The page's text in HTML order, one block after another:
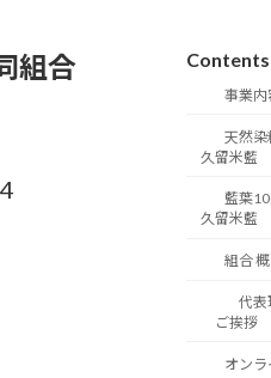
組合 Contents
事業内
天然染
久留米藍
藍葉
久留米藍
組合
代表
ご挨拶
オン